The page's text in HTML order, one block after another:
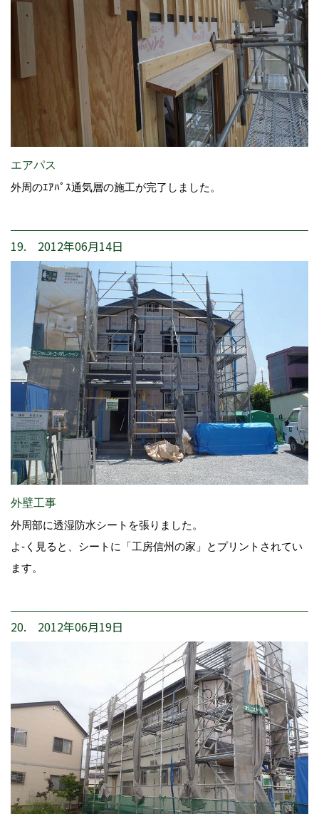
エアパス
外周のｴｱﾊﾟｽ通気層の施工が完了しました。
19. 2012年06月14日
外壁工事
外周部に透湿防水シートを張りました。
よ-く見ると、シートに「工房信州の家」とプリントされてい
ます。
20. 2012年06月19日